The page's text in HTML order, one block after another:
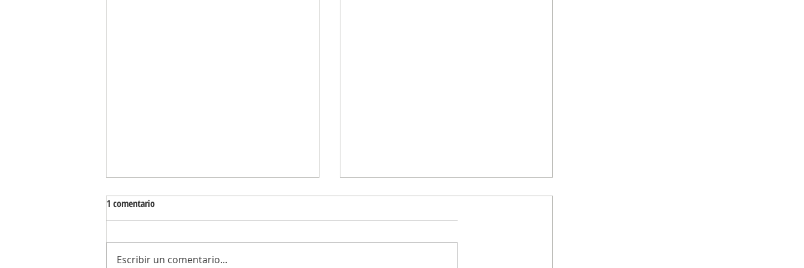
1 comentario
Escribir un comentario...